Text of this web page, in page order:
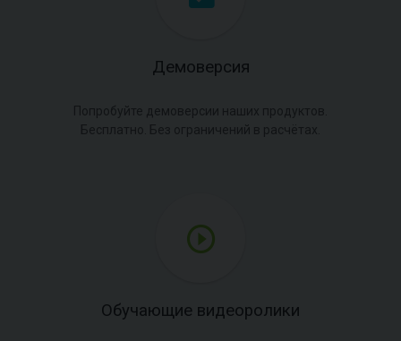
Демоверсия
Попробуйте демоверсии наших продуктов.
Бесплатно. Без ограничений в расчётах.
Обучающие видеоролики